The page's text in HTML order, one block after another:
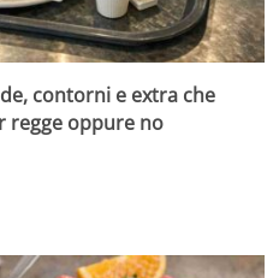
contorni e extra che
regge oppure no